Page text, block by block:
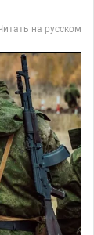
на русском